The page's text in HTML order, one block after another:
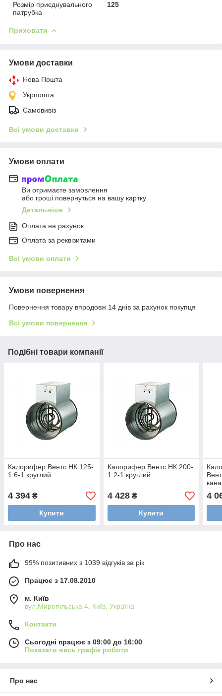
Розмір приєднувального
патрубка
125
Приховати
Умови доставки
Нова Пошта
Укрпошта
Самовивіз
Всі умови доставки
Умови оплати
Ви отримаєте замовлення
або гроші повернуться на вашу картку
Детальніше
Оплата на рахунок
Оплата за реквізитами
Всі умови оплати
Умови повернення
Повернення товару впродовж 14 днів за рахунок покупця
Всі умови повернення
Подібні товари компанії
Калорифер Вентс НК 125-
1.6-1 круглий
4 394 ₴
Купити
Калорифер Вентс НК 200-
1.2-1 круглий
4 428₴
Купити
4
Про нас
99% позитивних з 1039 відгуків за рік
Працює з 17.08.2010
м. Київ
вул.Миропільська 4, Київ, Україна
Контакти
Сьогодні працює з 09:00 до 16:00
Показати весь графік роботи
Про нас